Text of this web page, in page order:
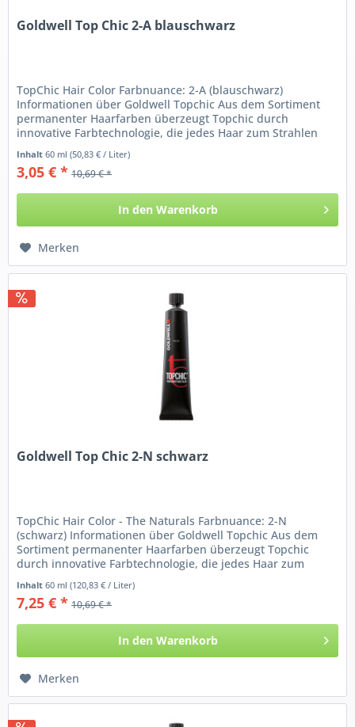
Goldwell Top Chic 2-A blauschwarz
TopChic Hair Color Farbnuance: 2-A (blauschwarz)
Informationen über Goldwell Topchic Aus dem Sortiment
permanenter Haarfarben überzeugt Topchic durch
innovative Farbtechnologie, die jedes Haar zum Strahlen
Inhalt60 ml(50,83 € / Liter)
3,05 € * 10,69 € *
In den Warenkorb
Merken
Goldwell Top Chic 2-N schwarz
TopChic Hair Color - The Naturals Farbnuance: 2-N
(schwarz) Informationen über Goldwell Topchic Aus dem
Sortiment permanenter Haarfarben überzeugt Topchic
durch innovative Farbtechnologie, die jedes Haar zum
Inhalt60 ml(120,83 € / Liter)
7,25 € * 10,69 € *
In den Warenkorb
Merken